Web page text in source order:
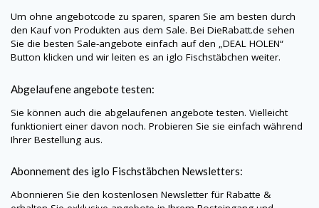
Um ohne angebotcode zu sparen, sparen Sie am besten durch
den Kauf von Produkten aus dem Sale. Bei DieRabatt.de sehen
Sie die besten Sale-angebote einfach auf den „DEAL HOLEN“
Button klicken und wir leiten es an iglo Fischstäbchen weiter.
Abgelaufene angebote testen:
Sie können auch die abgelaufenen angebote testen. Vielleicht
funktioniert einer davon noch. Probieren Sie sie einfach während
Ihrer Bestellung aus.
Abonnement des iglo Fischstäbchen Newsletters:
Abonnieren Sie den kostenlosen Newsletter für Rabatte &